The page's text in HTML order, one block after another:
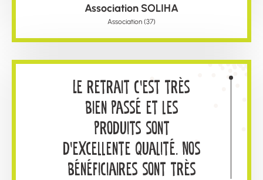
déguster ce que nous
avons glané, radis noirs
et raves, navets,
poireaux nous ont
régalé. Au plaisir de
renouveler l’expérience
Association SOLIHA
Association (37)
Le retrait c'est très
bien passé et les
produits sont
d'excellente qualité. Nos
bénéficiaires sont très